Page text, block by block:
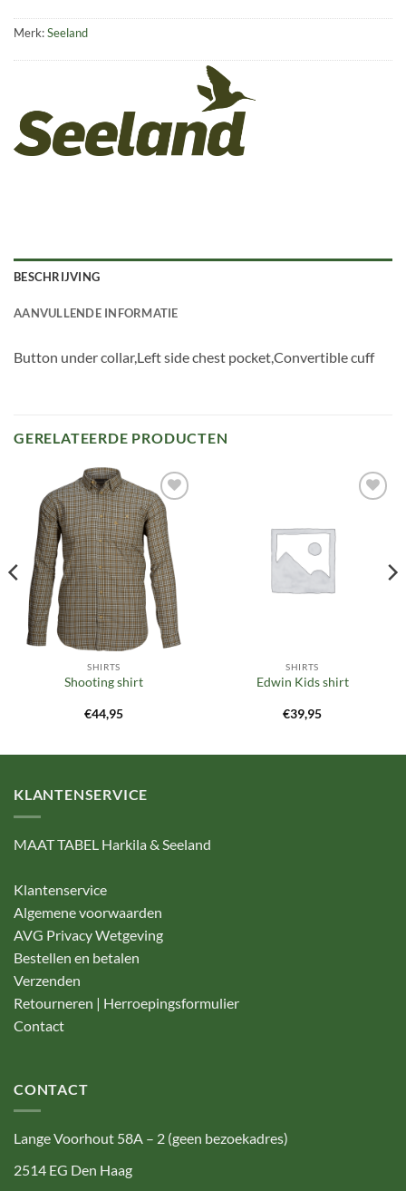
Merk:Seeland
BESCHRIJVING
AANVULLENDE INFORMATIE
Button under collar,Left side chest pocket,Convertible cuff
GERELATEERDE PRODUCTEN
Toevoegen
aan
verlanglijst
SHIRTS
Shooting shirt
€44,95
SHIRTS
Edwin Kids shirt
€39,95
KLANTENSERVICE
MAAT TABEL Harkila & Seeland
Klantenservice
Algemene voorwaarden
AVG Privacy Wetgeving
Bestellen en betalen
Verzenden
Retourneren | Herroepingsformulier
Contact
CONTACT
Lange Voorhout 58A – 2 (geen bezoekadres)
2514 EG Den Haag